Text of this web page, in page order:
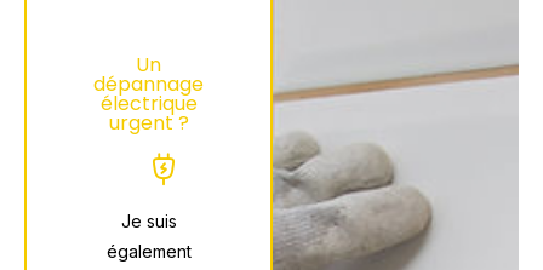
Un
dépannage
électrique
urgent ?
Je suis
également